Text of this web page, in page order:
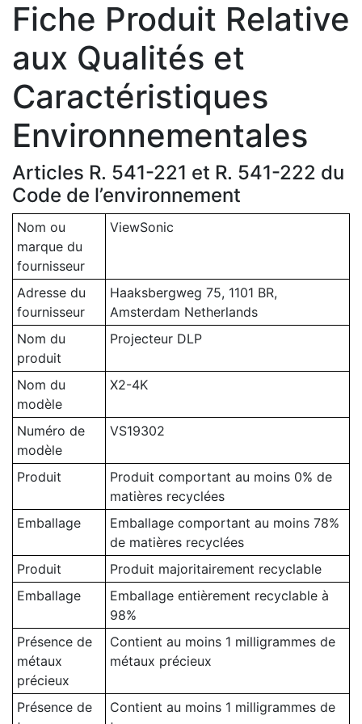
Fiche Produit Relative
aux Qualités et
Caractéristiques
Environnementales
Articles R. 541-221 et R. 541-222 du
Code de l’environnement
Nom ou
marque du
fournisseur
ViewSonic
Adresse du
fournisseur
Haaksbergweg 75, 1101 BR,
Amsterdam Netherlands
Nom du
produit
Projecteur DLP
Nom du
modèle
X2-4K
Numéro de
modèle
VS19302
Produit
Produit comportant au moins 0% de
matières recyclées
Emballage
Emballage comportant au moins 78%
de matières recyclées
Produit
Produit majoritairement recyclable
Emballage
Emballage entièrement recyclable à
98%
Présence de
métaux
précieux
Contient au moins 1 milligrammes de
métaux précieux
Présence de
Contient au moins 1 milligrammes de